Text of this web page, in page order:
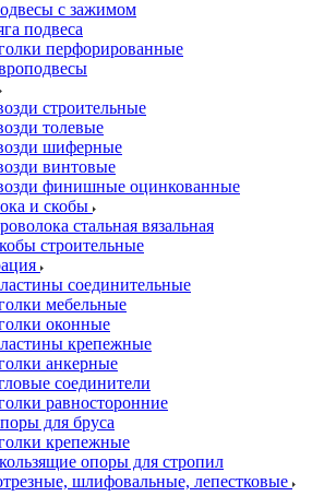
с зажимом
подвеса
перфорированные
строительные
толевые
шиферные
винтовые
финишные оцинкованные
и скобы
стальная вязальная
строительные
соединительные
мебельные
оконные
крепежные
анкерные
соединители
равносторонние
для бруса
крепежные
опоры для стропил
шлифовальные, лепестковые